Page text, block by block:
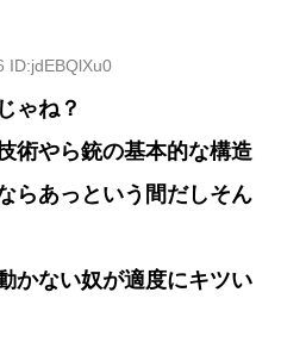
ID:jdEBQlXu0
ゃね？
術やら銃の基本的な構造
らあっという間だしそん
かない奴が適度にキツい